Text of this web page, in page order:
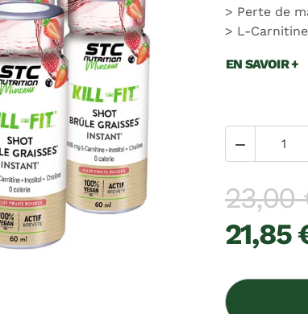
Perte de
L-
EN SAVOIR +

23,00
21,85